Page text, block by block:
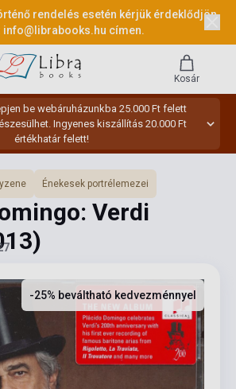
rendelés esetén kérjük érdeklődjön
info@librabooks.hu címen.
be webáruházunkba 25.000 Ft felett
Ingyenes kiszállítás 20.000 Ft
értékhatár felett!
Kosár
Énekesek portrélemezei
Verdi
-25% beváltható kedvezménnyel